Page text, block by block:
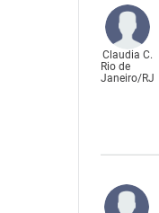
Claudia C.
Rio de
Janeiro/RJ